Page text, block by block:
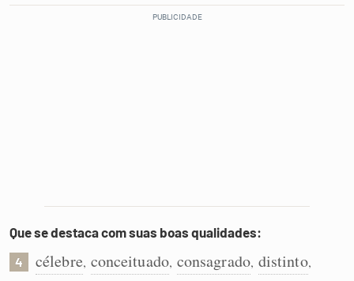
Dicionário
Que se destaca com suas boas qualidades:
4 célebre, conceituado, consagrado, distinto,